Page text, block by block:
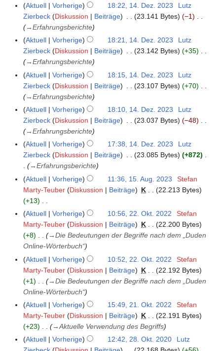
2
Aktuell Vorherige 18:22, 14. Dez. 2023
Lutz
Zierbeck
Diskussion Beiträge 23.141 Bytes
−1
→Erfahrungsberichte
Aktuell
Vorherige 18:21, 14. Dez. 2023
Lutz
Zierbeck
Diskussion Beiträge 23.142 Bytes
+35
→Erfahrungsberichte
Aktuell
Vorherige 18:15, 14. Dez. 2023
Lutz
Zierbeck
Diskussion Beiträge 23.107 Bytes
+70
→Erfahrungsberichte
Aktuell
Vorherige 18:10, 14. Dez. 2023
Lutz
Zierbeck
Diskussion Beiträge 23.037 Bytes
−48
→Erfahrungsberichte
Aktuell
Vorherige 17:38, 14. Dez. 2023
Lutz
Zierbeck
Diskussion Beiträge 23.085 Bytes
+872
→Erfahrungsberichte
1
A
Aktuell Vorherige 11:36, 15. Aug. 2023
Stefan
Marty-Teuber
Diskussion Beiträge K
22.213 Bytes
+13
K
e
i
n
B
a
b
e
i
t
2
k
Aktuell Vorherige 10:56, 22. Okt. 2022
Stefan
Marty-Teuber
Diskussion Beiträge K
22.200 Bytes
+8
→Die Bedeutungen der Begriffe nach dem „Duden
Online-Wörterbuch“
Aktuell
Vorherige 10:52, 22. Okt. 2022
Stefan
Marty-Teuber
Diskussion Beiträge K
22.192 Bytes
+1
→Die Bedeutungen der Begriffe nach dem „Duden
Online-Wörterbuch“
2
O
Aktuell Vorherige 15:49, 21. Okt. 2022
Stefan
Marty-Teuber
Diskussion Beiträge K
22.191 Bytes
+23
→Aktuelle Verwendung des Begriffs
2
Aktuell Vorherige 12:42, 28. Okt. 2020
Lutz